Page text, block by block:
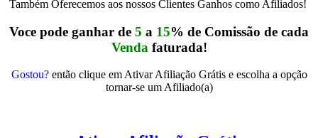
Também Oferecemos aos nossos Clientes Ganhos como Afiliados!
Voce pode ganhar de 5 a 15% de Comissão de cada
Venda faturada!
Gostou?então clique em Ativar Afiliação Grátis e escolha a opção
tornar-se um Afiliado(a)